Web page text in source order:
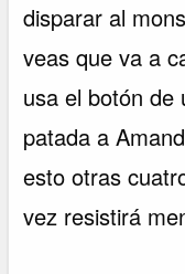
disparar al
veas que va a
usa el botón de
patada a
esto otras
vez resistirá